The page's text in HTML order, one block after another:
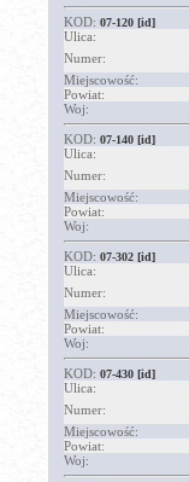
KOD: 07-120 [id]
Ulica:
Numer:
Miejscowość:
Powiat:
Woj:
KOD: 07-140 [id]
Ulica:
Numer:
Miejscowość:
Powiat:
Woj:
KOD: 07-302 [id]
Ulica:
Numer:
Miejscowość:
Powiat:
Woj:
KOD: 07-430 [id]
Ulica:
Numer:
Miejscowość:
Powiat:
Woj: